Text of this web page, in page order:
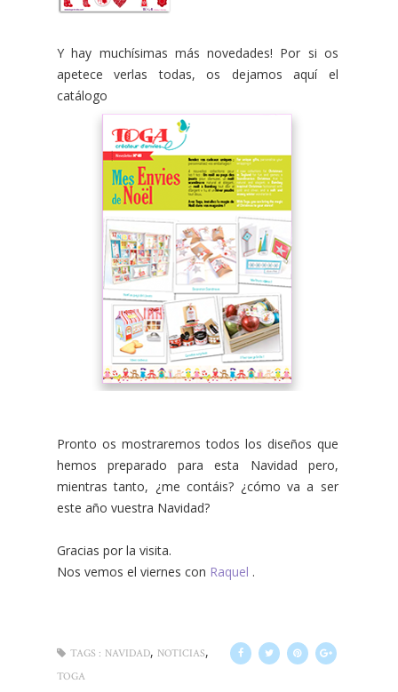
Y hay muchísimas más novedades! Por si os
apetece verlas todas, os dejamos aquí el
catálogo
Pronto os mostraremos todos los diseños que
hemos preparado para esta Navidad pero,
mientras tanto, ¿me contáis? ¿cómo va a ser
este año vuestra Navidad?
Gracias por la visita.
Nos vemos el viernes con Raquel .
TAGS : NAVIDAD, NOTICIAS,
TOGA